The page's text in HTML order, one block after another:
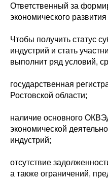
Ответственный за
экономического
Чтобы получить статус
индустрий и стать
выполнит ряд условий,
государственная
Ростовской области;
наличие основного
экономической
индустрий;
отсутствие
а также ограничений,